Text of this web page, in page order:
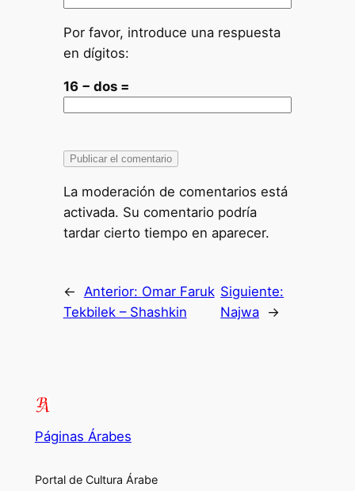
Por favor, introduce una respuesta
en dígitos:
16 − dos =
La moderación de comentarios está
activada. Su comentario podría
tardar cierto tiempo en aparecer.
← Anterior: Omar Faruk
Tekbilek – Shashkin
Siguiente:
Najwa →
Páginas Árabes
Portal de Cultura Árabe